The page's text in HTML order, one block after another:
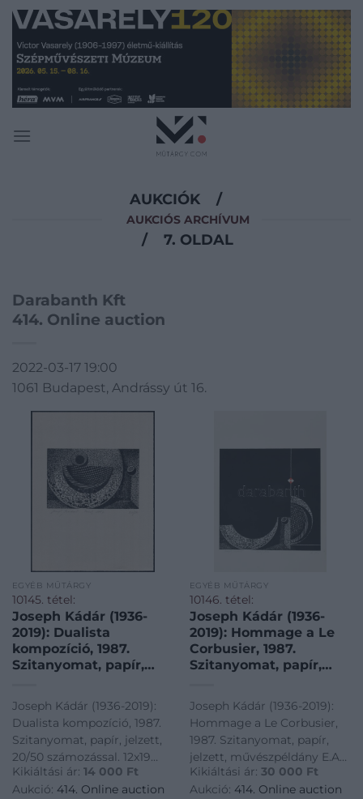
Skip
content
AUKCIÓK /
AUKCIÓS ARCHÍVUM
/ 7. OLDAL
Darabanth Kft
414. Online auction
2022-03-17 19:00
1061 Budapest, Andrássy út 16.
EGYÉB MŰTÁRGY
10145. tétel:
Joseph Kádár (1936-
2019): Dualista
kompozíció, 1987.
Szitanyomat, papír,
Joseph Kádár (1936-2019):
Dualista kompozíció, 1987.
Szitanyomat, papír, jelzett,
20/50 számozással. 12x19
cm<a
href="https://www.darabanth.com/hu/gyorsarveres/414/
Kikiáltási ár: 14 000 Ft
Aukció: 414. Online auction
EGYÉB MŰTÁRGY
10146. tétel:
Joseph Kádár (1936-
2019): Hommage a Le
Corbusier, 1987.
Szitanyomat, papír,
Hátoldalon a művész
pecsétjével. 27×27 cm
Joseph Kádár (1936-2019):
Hommage a Le Corbusier,
1987. Szitanyomat, papír,
jelzett, művészpéldány E.A
jelzéssel. Hátoldalon a
művész pecsétjével. 27x27
Kikiáltási ár: 30 000 Ft
Aukció: 414. Online auction